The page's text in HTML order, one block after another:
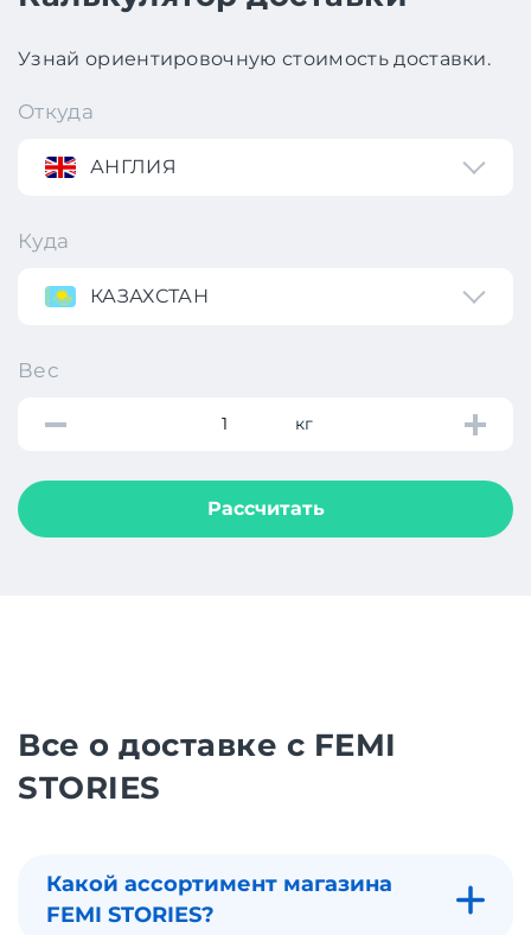
Узнай ориентировочную стоимость доставки.
Откуда
АНГЛИЯ
Куда
КАЗАХСТАН
Вес
кг
Рассчитать
Все о доставке с FEMI
STORIES
Какой ассортимент магазина
FEMI STORIES?